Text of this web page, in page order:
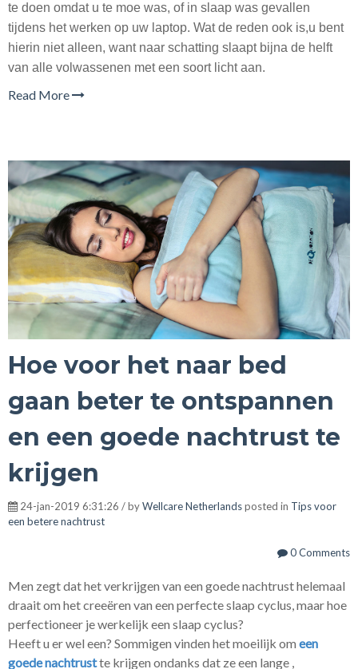
te doen omdat u te moe was, of in slaap was gevallen
tijdens het werken op uw laptop. Wat de reden ook is,u bent
hierin niet alleen, want naar schatting slaapt bijna de helft
van alle volwassenen met een soort licht aan.
Read More
Hoe voor het naar bed
gaan beter te ontspannen
en een goede nachtrust te
krijgen
24-jan-2019 6:31:26 / byWellcare Netherlandsposted in Tips voor
een betere nachtrust
0 Comments
Men zegt dat het verkrijgen van een goede nachtrust helemaal
draait om het creeëren van een perfecte slaap cyclus, maar hoe
perfectioneer je werkelijk een slaap cyclus?
Heeft u er wel een? Sommigen vinden het moeilijk om een
goede nachtrustte krijgen ondanks dat ze een lange ,